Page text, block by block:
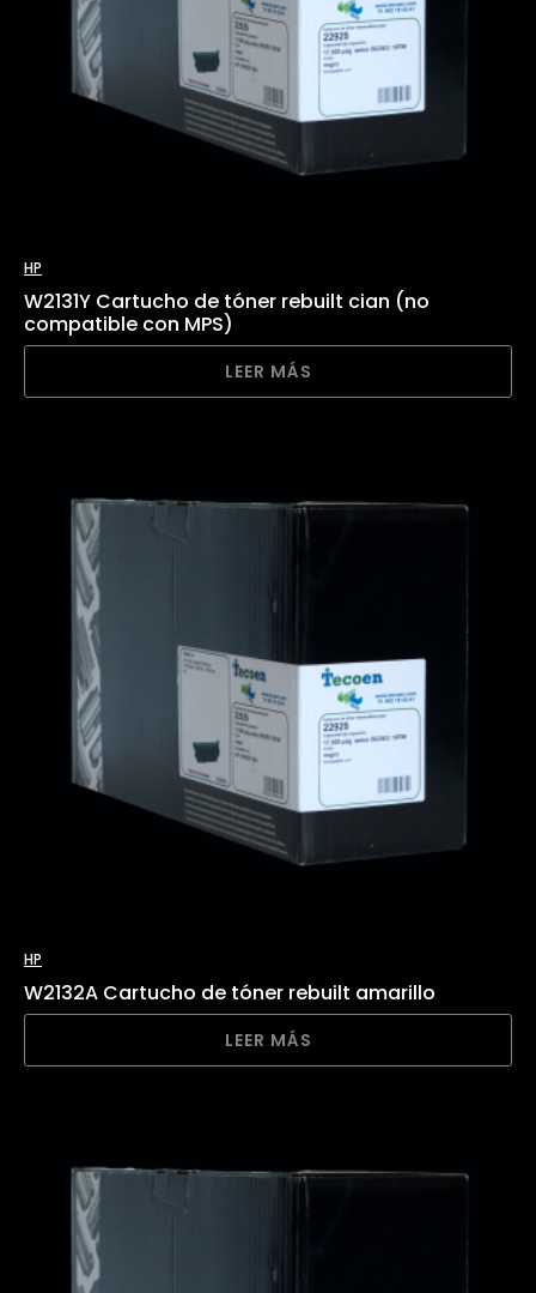
HP
W2131Y Cartucho de tóner rebuilt cian (no
compatible con MPS)
LEER MÁS
HP
W2132A Cartucho de tóner rebuilt amarillo
LEER MÁS